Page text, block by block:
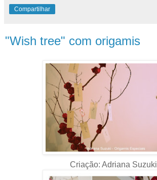
Compartilhar
"Wish tree" com origamis
Criação: Adriana Suzuki